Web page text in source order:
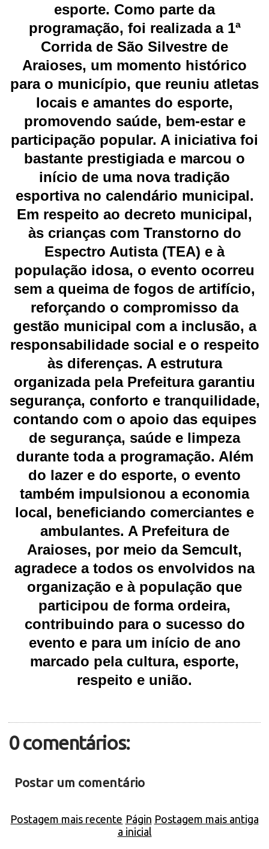
esporte. Como parte da
programação, foi realizada a 1ª
Corrida de São Silvestre de
Araioses, um momento histórico
para o município, que reuniu atletas
locais e amantes do esporte,
promovendo saúde, bem-estar e
participação popular. A iniciativa foi
bastante prestigiada e marcou o
início de uma nova tradição
esportiva no calendário municipal.
Em respeito ao decreto municipal,
às crianças com Transtorno do
Espectro Autista (TEA) e à
população idosa, o evento ocorreu
sem a queima de fogos de artifício,
reforçando o compromisso da
gestão municipal com a inclusão, a
responsabilidade social e o respeito
às diferenças. A estrutura
organizada pela Prefeitura garantiu
segurança, conforto e tranquilidade,
contando com o apoio das equipes
de segurança, saúde e limpeza
durante toda a programação. Além
do lazer e do esporte, o evento
também impulsionou a economia
local, beneficiando comerciantes e
ambulantes. A Prefeitura de
Araioses, por meio da Semcult,
agradece a todos os envolvidos na
organização e à população que
participou de forma ordeira,
contribuindo para o sucesso do
evento e para um início de ano
marcado pela cultura, esporte,
respeito e união.
0 comentários:
Postar um comentário
Postagem mais recente Postagem mais antiga
Págin
a inicial